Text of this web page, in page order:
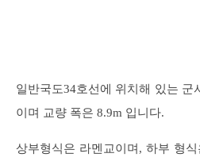
일반국도34호선에 위치해 있는 군
이며 교량 폭은 8.9m 입니다.
상부형식은 라멘교이며, 하부 형